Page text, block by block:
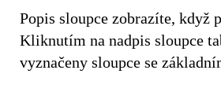
Popis sloupce zobrazíte, když
Kliknutím na nadpis sloupce
vyznačeny sloupce se